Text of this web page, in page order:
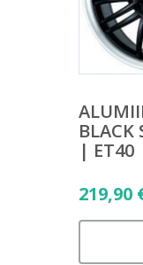
| ET40
219,90